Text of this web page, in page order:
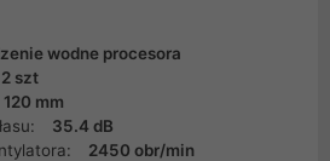
wodne procesora
2 szt
120 mm
35.4 dB
2450 obr/min